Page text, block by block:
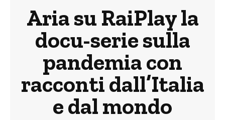
Aria su RaiPlay la
docu-serie sulla
pandemia con
racconti dall’Italia
e dal mondo